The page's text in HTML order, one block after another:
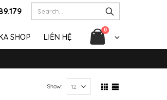
SHOP LIÊN HỆ
0
Show: